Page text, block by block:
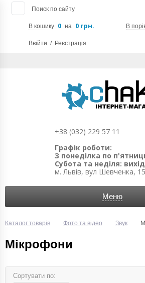
Поиск по сайту
В кошику 0 на 0 грн. В
Ввійти / Реєстрація
+38 (032) 229 57 11
Графік роботи:
З понеділка по
Субота та неділя:
м. Львів, вул Шевченка,
Меню
Каталог товарів Фото та відео Звук
Мікрофони
Сортувати по: